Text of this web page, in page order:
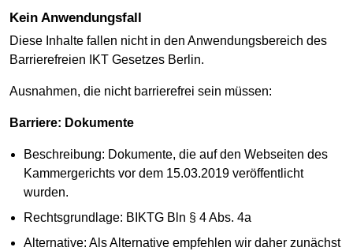
Kein Anwendungsfall
Diese Inhalte fallen nicht in den Anwendungsbereich des
Barrierefreien IKT Gesetzes Berlin.
Ausnahmen, die nicht barrierefrei sein müssen:
Barriere: Dokumente
Beschreibung: Dokumente, die auf den Webseiten des
Kammergerichts vor dem 15.03.2019 veröffentlicht
wurden.
Rechtsgrundlage: BIKTG Bln § 4 Abs. 4a
Alternative: Als Alternative empfehlen wir daher zunächst